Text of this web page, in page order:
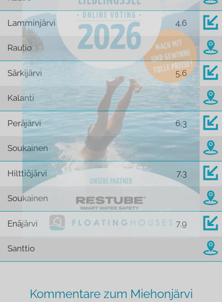
Lamminjärvi 4,6
Raulio
Särkijärvi 5,6
Kalanti
Peräjärvi 6,3
Soukainen
Hilttiöjärvi 7,3
Soukainen
Enäjärvi 7,9
Santtio
Kommentare zum Miehonjärvi